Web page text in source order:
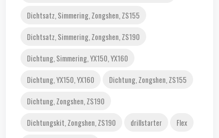
Dichtsatz, Simmering, Zongshen, ZS155
Dichtsatz, Simmering, Zongshen, ZS190
Dichtung, Simmering, YX150, YX160
Dichtung, YX150, YX160
Dichtung, Zongshen, ZS155
Dichtung, Zongshen, ZS190
Dichtungskit, Zongshen, ZS190
drillstarter
Flex